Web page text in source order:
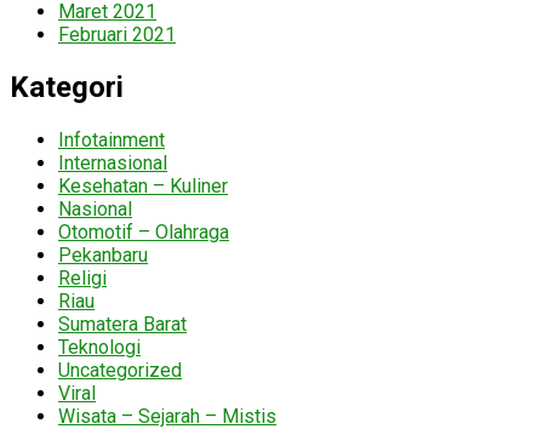
Maret 2021
Februari 2021
Kategori
Infotainment
Internasional
Kesehatan – Kuliner
Nasional
Otomotif – Olahraga
Pekanbaru
Religi
Riau
Sumatera Barat
Teknologi
Uncategorized
Viral
Wisata – Sejarah – Mistis